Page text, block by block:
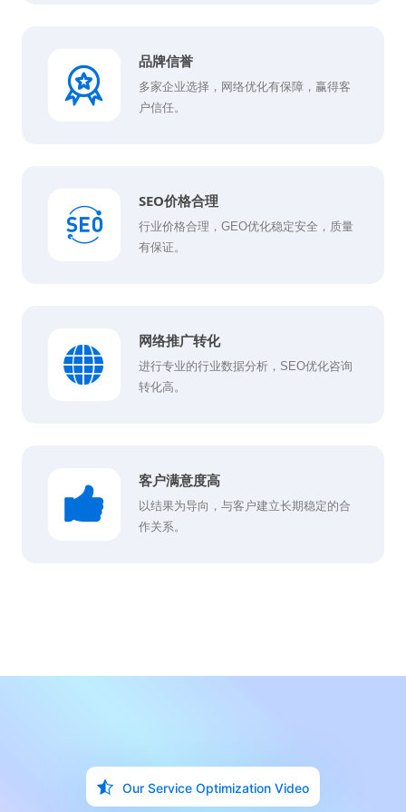
品牌信誉
多家企业选择，网络优化有保障，赢得客
户信任。
SEO价格合理
行业价格合理，GEO优化稳定安全，质量
有保证。
网络推广转化
进行专业的行业数据分析，SEO优化咨询
转化高。
客户满意度高
以结果为导向，与客户建立长期稳定的合
作关系。
Our Service Optimization Video